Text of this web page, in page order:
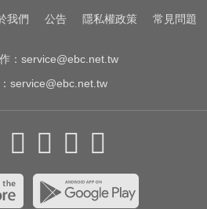
車賽爆「胸罩作
我們 公告 隱私權政策 常見問題
： service@ebc.net.tw
service@ebc.net.tw